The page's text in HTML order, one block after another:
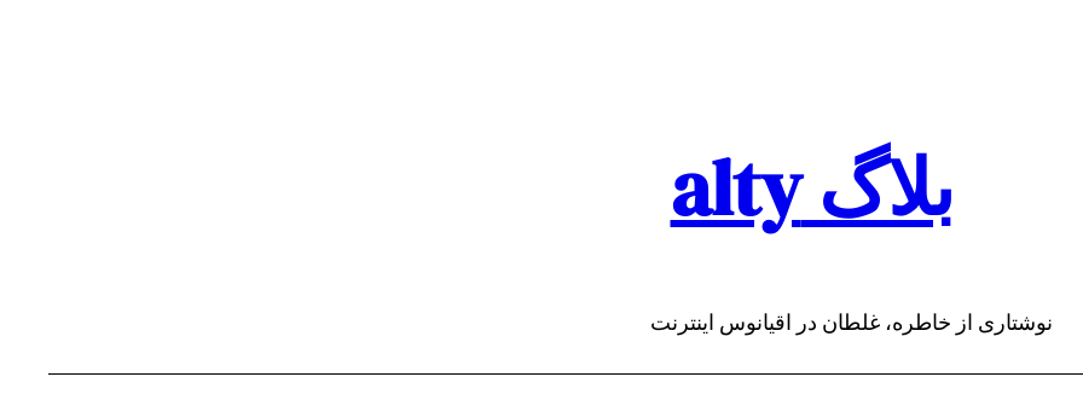
بلاگ alty
نوشتاری از خاطره، غلطان در اقیانوس اینترنت